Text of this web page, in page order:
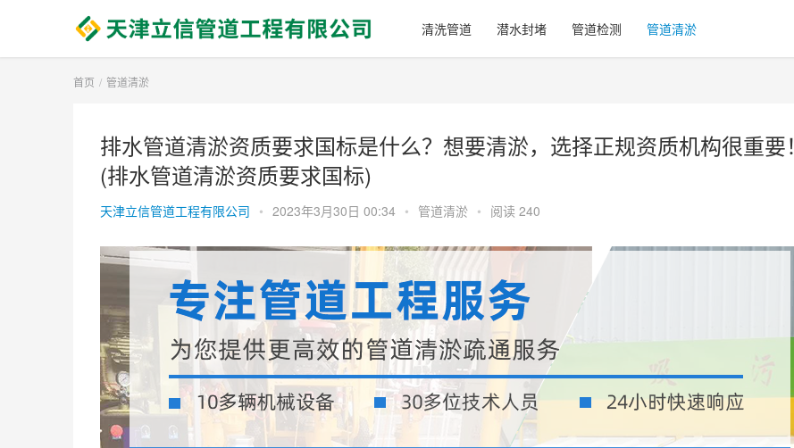
清洗管道 潜水封堵 管道检测 管道清淤
首页 管道清淤
排水管道清淤资质要求国标是什么？想要清淤，选择正规资质机构很重要！
(排水管道清淤资质要求国标)
天津立信管道工程有限公司 • 2023年3月30日 00:34 • 管道清淤 • 阅读 240